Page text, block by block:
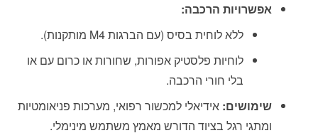
אפשרויות הרכבה:
ללא לוחית בסיס (עם הברגות M4 מותקנות).
לוחיות פלסטיק אפורות, שחורות או כרום עם או
בלי חורי הרכבה.
שימושים: אידיאלי למכשור רפואי, מערכות פניאומטיות
ומתגי רגל בציוד הדורש מאמץ משתמש מינימלי.